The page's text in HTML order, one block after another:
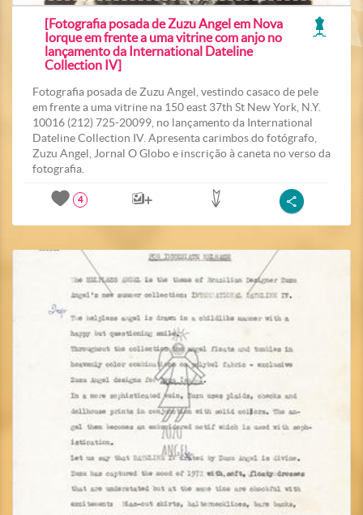
[Fotografia posada de Zuzu Angel em Nova
Iorque em frente a uma vitrine com anjo no
lançamento da International Dateline
Collection IV]
Fotografia posada de Zuzu Angel, vestindo casaco de pele
em frente a uma vitrine na 150 east 37th St New York, N.Y.
10016 (212) 725-20099, no lançamento da International
Dateline Collection IV. Apresenta carimbos do fotógrafo,
Zuzu Angel, Jornal O Globo e inscrição à caneta no verso da
fotografia.
4